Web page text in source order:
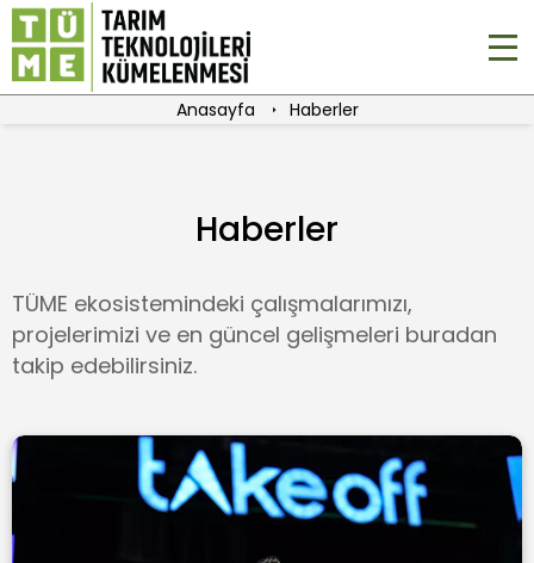
Anasayfa Haberler
Haberler
TÜME ekosistemindeki çalışmalarımızı,
projelerimizi ve en güncel gelişmeleri buradan
takip edebilirsiniz.